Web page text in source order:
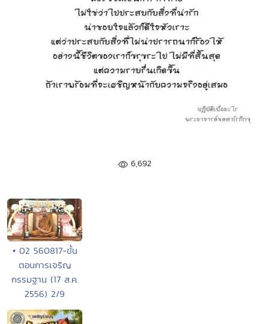
6,692
• 02 560817-ขั้น
ตอนการเจริญ
กรรมฐาน (17 ส.ค.
2556) 2/9